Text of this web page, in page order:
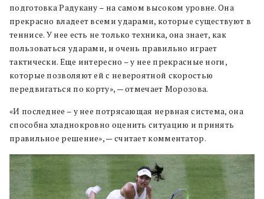
подготовка Радукану – на самом высоком уровне. Она
прекрасно владеет всеми ударами, которые существуют в
теннисе. У нее есть не только техника, она знает, как
пользоваться ударами, и очень правильно играет
тактически. Еще интересно – у нее прекрасные ноги,
которые позволяют ей с невероятной скоростью
передвигаться по корту», — отмечает Морозова.
«И последнее – у нее потрясающая нервная система, она
способна хладнокровно оценить ситуацию и принять
правильное решение», — считает комментатор.